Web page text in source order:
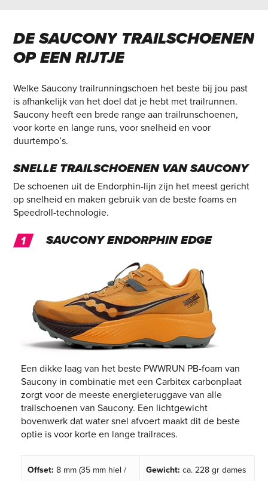
DE SAUCONY TRAILSCHOENEN
OP EEN RIJTJE
Welke Saucony trailrunningschoen het beste bij jou past
is afhankelijk van het doel dat je hebt met trailrunnen.
Saucony heeft een brede range aan trailrunschoenen,
voor korte en lange runs, voor snelheid en voor
duurtempo’s.
SNELLE TRAILSCHOENEN VAN SAUCONY
De schoenen uit de Endorphin-lijn zijn het meest gericht
op snelheid en maken gebruik van de beste foams en
Speedroll-technologie.
SAUCONY ENDORPHIN EDGE
Een dikke laag van het beste PWWRUN PB-foam van
Saucony in combinatie met een Carbitex carbonplaat
zorgt voor de meeste energieteruggave van alle
trailschoenen van Saucony. Een lichtgewicht
bovenwerk dat water snel afvoert maakt dit de beste
optie is voor korte en lange trailraces.
Offset: 8 mm (35 mm hiel / Gewicht: ca. 228 gr dames